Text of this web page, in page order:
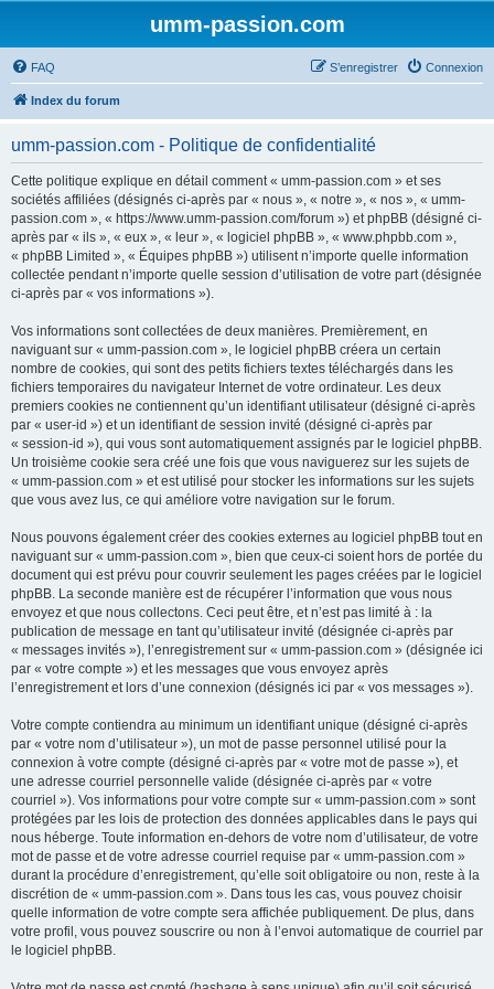
umm-passion.com
FAQ Connexion
S’enregistrer
Index du forum
umm-passion.com - Politique de confidentialité
Cette politique explique en détail comment « umm-passion.com » et ses
sociétés affiliées (désignés ci-après par « nous », « notre », « nos », « umm-
passion.com », « https://www.umm-passion.com/forum ») et phpBB (désigné ci-
après par « ils », « eux », « leur », « logiciel phpBB », « www.phpbb.com »,
« phpBB Limited », « Équipes phpBB ») utilisent n’importe quelle information
collectée pendant n’importe quelle session d’utilisation de votre part (désignée
ci-après par « vos informations »).
Vos informations sont collectées de deux manières. Premièrement, en
naviguant sur « umm-passion.com », le logiciel phpBB créera un certain
nombre de cookies, qui sont des petits fichiers textes téléchargés dans les
fichiers temporaires du navigateur Internet de votre ordinateur. Les deux
premiers cookies ne contiennent qu’un identifiant utilisateur (désigné ci-après
par « user-id ») et un identifiant de session invité (désigné ci-après par
« session-id »), qui vous sont automatiquement assignés par le logiciel phpBB.
Un troisième cookie sera créé une fois que vous naviguerez sur les sujets de
« umm-passion.com » et est utilisé pour stocker les informations sur les sujets
que vous avez lus, ce qui améliore votre navigation sur le forum.
Nous pouvons également créer des cookies externes au logiciel phpBB tout en
naviguant sur « umm-passion.com », bien que ceux-ci soient hors de portée du
document qui est prévu pour couvrir seulement les pages créées par le logiciel
phpBB. La seconde manière est de récupérer l’information que vous nous
envoyez et que nous collectons. Ceci peut être, et n’est pas limité à : la
publication de message en tant qu’utilisateur invité (désignée ci-après par
« messages invités »), l’enregistrement sur « umm-passion.com » (désignée ici
par « votre compte ») et les messages que vous envoyez après
l’enregistrement et lors d’une connexion (désignés ici par « vos messages »).
Votre compte contiendra au minimum un identifiant unique (désigné ci-après
par « votre nom d’utilisateur »), un mot de passe personnel utilisé pour la
connexion à votre compte (désigné ci-après par « votre mot de passe »), et
une adresse courriel personnelle valide (désignée ci-après par « votre
courriel »). Vos informations pour votre compte sur « umm-passion.com » sont
protégées par les lois de protection des données applicables dans le pays qui
nous héberge. Toute information en-dehors de votre nom d’utilisateur, de votre
mot de passe et de votre adresse courriel requise par « umm-passion.com »
durant la procédure d’enregistrement, qu’elle soit obligatoire ou non, reste à la
discrétion de « umm-passion.com ». Dans tous les cas, vous pouvez choisir
quelle information de votre compte sera affichée publiquement. De plus, dans
votre profil, vous pouvez souscrire ou non à l’envoi automatique de courriel par
le logiciel phpBB.